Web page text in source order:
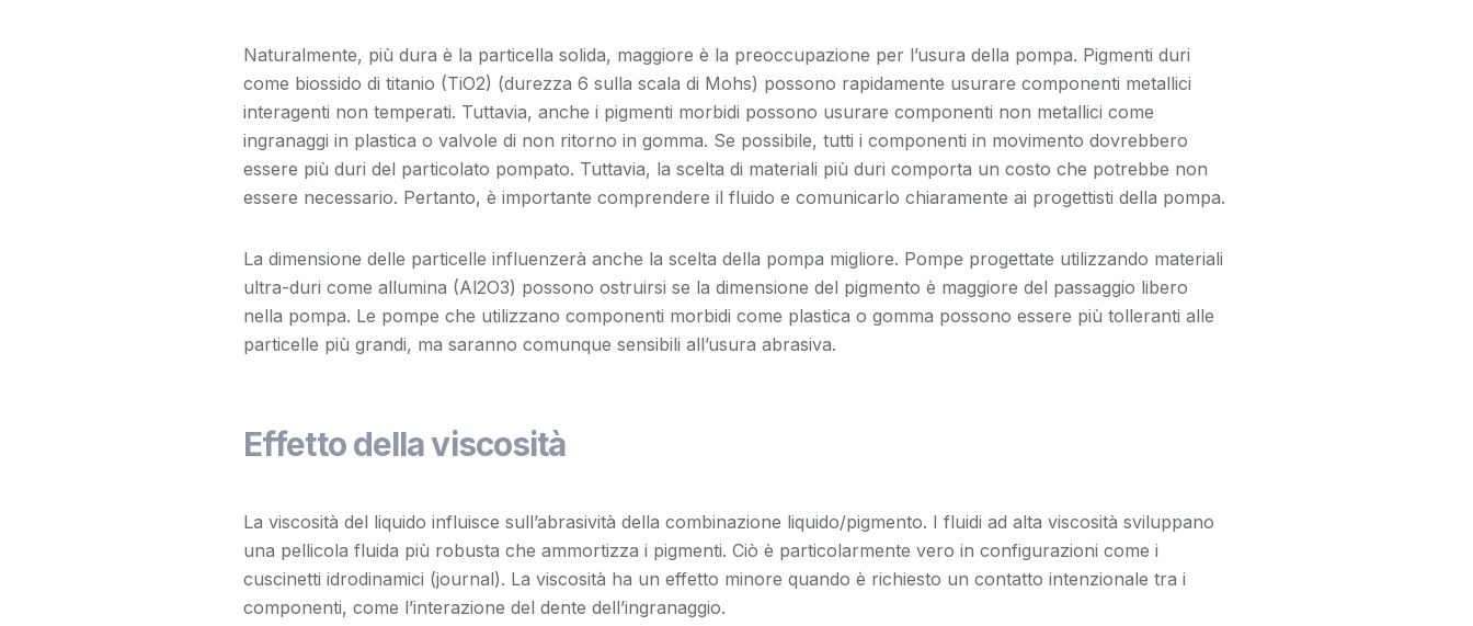
Naturalmente, più dura è la particella solida, maggiore è la preoccupazione per l’usura della pompa. Pigmenti duri
come biossido di titanio (TiO2) (durezza 6 sulla scala di Mohs) possono rapidamente usurare componenti metallici
interagenti non temperati. Tuttavia, anche i pigmenti morbidi possono usurare componenti non metallici come
ingranaggi in plastica o valvole di non ritorno in gomma. Se possibile, tutti i componenti in movimento dovrebbero
essere più duri del particolato pompato. Tuttavia, la scelta di materiali più duri comporta un costo che potrebbe non
essere necessario. Pertanto, è importante comprendere il fluido e comunicarlo chiaramente ai progettisti della pompa.
La dimensione delle particelle influenzerà anche la scelta della pompa migliore. Pompe progettate utilizzando materiali
ultra-duri come allumina (Al2O3) possono ostruirsi se la dimensione del pigmento è maggiore del passaggio libero
nella pompa. Le pompe che utilizzano componenti morbidi come plastica o gomma possono essere più tolleranti alle
particelle più grandi, ma saranno comunque sensibili all’usura abrasiva.
Effetto della viscosità
La viscosità del liquido influisce sull’abrasività della combinazione liquido/pigmento. I fluidi ad alta viscosità sviluppano
una pellicola fluida più robusta che ammortizza i pigmenti. Ciò è particolarmente vero in configurazioni come i
cuscinetti idrodinamici (journal). La viscosità ha un effetto minore quando è richiesto un contatto intenzionale tra i
componenti, come l’interazione del dente dell’ingranaggio.